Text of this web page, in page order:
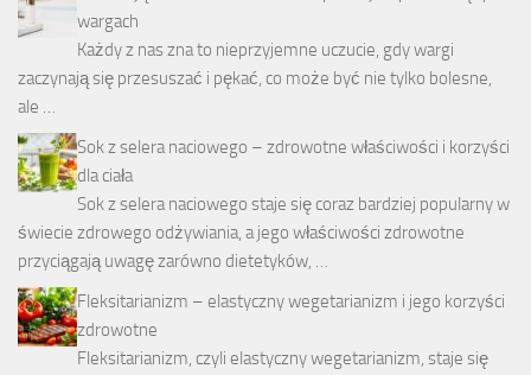
wargach
Każdy z nas zna to nieprzyjemne uczucie, gdy wargi
zaczynają się przesuszać i pękać, co może być nie tylko bolesne,
ale …
Sok z selera naciowego – zdrowotne właściwości i korzyści
dla ciała
Sok z selera naciowego staje się coraz bardziej popularny w
świecie zdrowego odżywiania, a jego właściwości zdrowotne
przyciągają uwagę zarówno dietetyków, …
Fleksitarianizm – elastyczny wegetarianizm i jego korzyści
zdrowotne
Fleksitarianizm, czyli elastyczny wegetarianizm, staje się